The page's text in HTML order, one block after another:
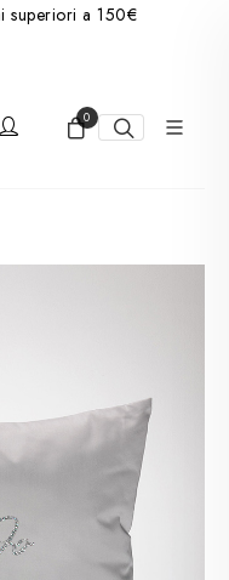
superiori a 150€
0